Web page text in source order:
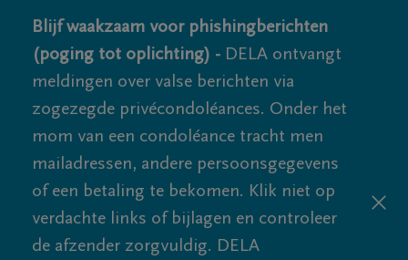
Blijf waakzaam voor phishingberichten
(poging tot oplichting) - DELA ontvangt
meldingen over valse berichten via
zogezegde privécondoléances. Onder het
mom van een condoléance tracht men
mailadressen, andere persoonsgegevens
of een betaling te bekomen. Klik niet op
verdachte links of bijlagen en controleer
de afzender zorgvuldig. DELA